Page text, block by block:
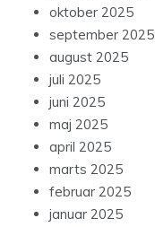
oktober 2025
september 2025
august 2025
juli 2025
juni 2025
maj 2025
april 2025
marts 2025
februar 2025
januar 2025